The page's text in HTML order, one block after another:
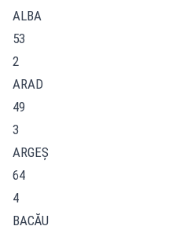
ALBA
53
2
ARAD
49
3
ARGEŞ
64
4
BACĂU